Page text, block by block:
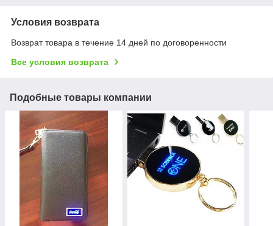
Условия возврата
Возврат товара в течение 14 дней по договоренности
Все условия возврата
Подобные товары компании